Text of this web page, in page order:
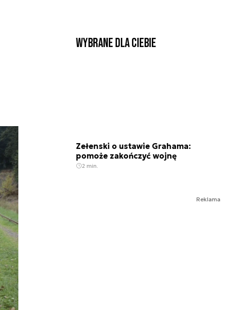
Wybrane dla Ciebie
Zełenski o ustawie Grahama:
pomoże zakończyć wojnę
2 min.
Reklama